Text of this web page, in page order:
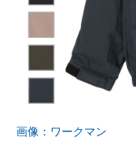
画像：ワークマン